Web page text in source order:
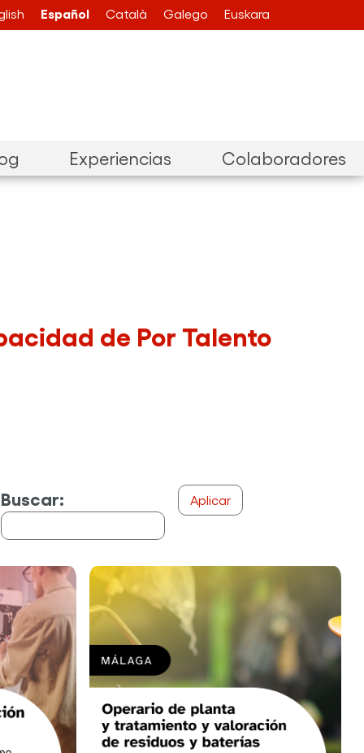
Español Català Galego Euskara
Experiencias Colaboradores
de Por Talento
Buscar: